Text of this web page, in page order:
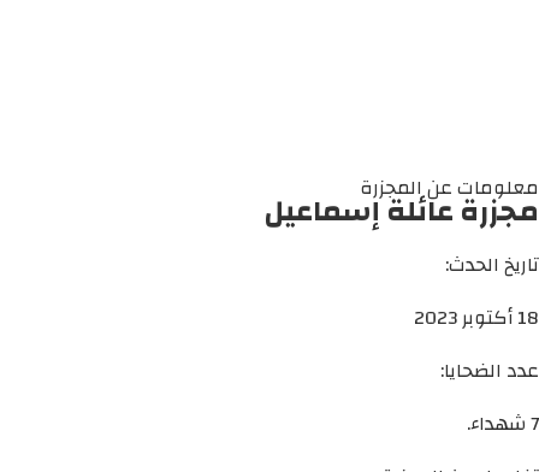
معلومات عن المجزرة
مجزرة عائلة إسماعيل
تاريخ الحدث:
18 أكتوبر 2023
عدد الضحايا:
7 شهداء.